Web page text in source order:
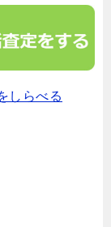
しらべる